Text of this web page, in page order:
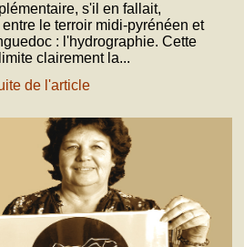
s'il en fallait,
le terroir midi-pyrénéen et
: l'hydrographie. Cette
clairement la...
de l'article